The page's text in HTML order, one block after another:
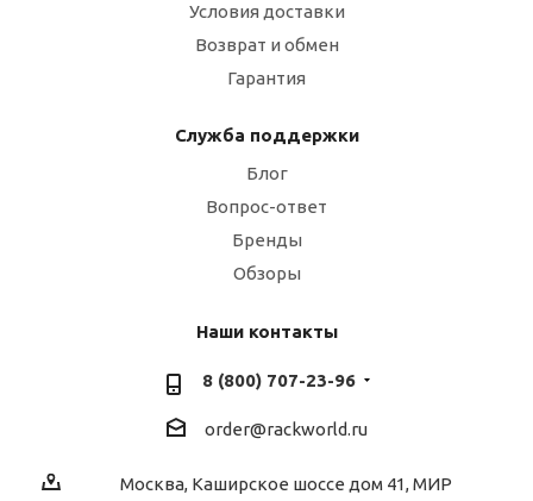
Условия доставки
Возврат и обмен
Гарантия
Служба поддержки
Блог
Вопрос-ответ
Бренды
Обзоры
Наши контакты
8 (800) 707-23-96
order@rackworld.ru
Москва, Каширское шоссе дом 41, МИР